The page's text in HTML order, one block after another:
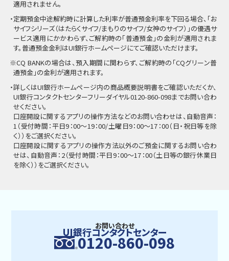
適用されません。
・定期預金中途解約時に計算した利率が普通預金利率を下回る場合、「お
サイフシリーズ（はたらくサイフ/まもりのサイフ/女神のサイフ）」の優遇サ
ービス適用にかかわらず、ご解約時の「普通預金」の金利が適用されま
す。普通預金金利はUI銀行ホームページにてご確認いただけます。
※CQ BANKの場合は、預入期間に関わらず、ご解約時の「CQグリーン普
通預金」の金利が適用されます。
・詳しくはUI銀行ホームページ内の商品概要説明書をご確認いただくか、
UI銀行コンタクトセンターフリーダイヤル0120-860-098までお問い合わ
せください。
口座開設に関するアプリの操作方法などのお問い合わせは、自動音声：
1（受付時間：平日9：00～19：00/土曜日9：00～17：00（日・祝日等を除
く））をご選択ください。
口座開設に関するアプリの操作方法以外のご預金に関するお問い合わ
せは、自動音声：2（受付時間：平日9：00～17：00（土日等の銀行休業日
を除く））をご選択ください。
お問い合わせ
UI銀行コンタクトセンター
0120-860-098